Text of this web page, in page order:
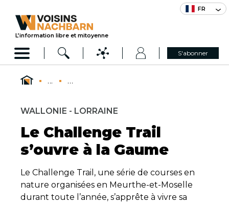
FR
L’information libre et mitoyenne
S'abonner
... ...
WALLONIE - LORRAINE
Le Challenge Trail
s’ouvre à la Gaume
Le Challenge Trail, une série de courses en
nature organisées en Meurthe-et-Moselle
durant toute l’année, s’apprête à vivre sa